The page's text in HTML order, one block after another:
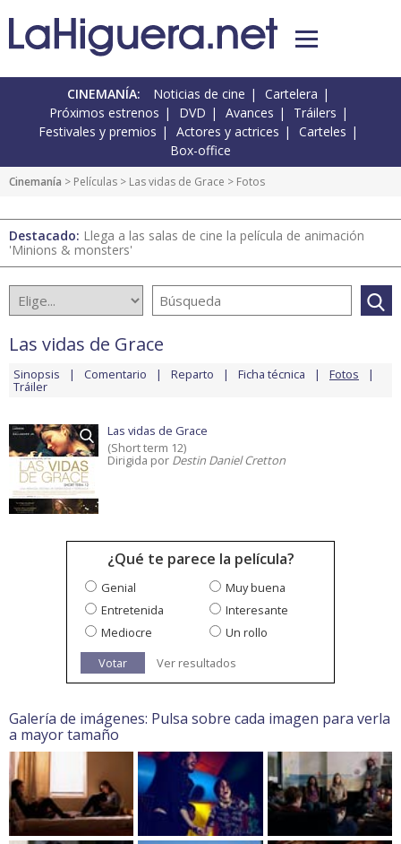
CINEMANÍA: Noticias de cine
Cartelera
Próximos estrenos
DVD Avances
Tráilers
Festivales y premios
Actores y actrices
Carteles
Box-office
Cinemanía > Películas > Las vidas de Grace > Fotos
Destacado: Llega a las salas de cine la película de animación
'Minions & monsters'
Las vidas de Grace
Sinopsis Comentario Reparto Ficha técnica Fotos
Tráiler
Las vidas de Grace
(Short term 12)
Dirigida por Destin Daniel Cretton
¿Qué te parece la película?
Genial
Muy buena
Entretenida
Interesante
Mediocre
Un rollo
Votar
Ver resultados
Galería de imágenes: Pulsa sobre cada imagen para verla
a mayor tamaño